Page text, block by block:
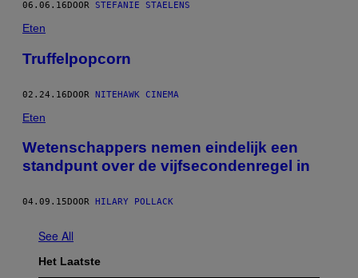
06.06.16 DOOR STEFANIE STAELENS
Eten
Truffelpopcorn
02.24.16DOOR NITEHAWK CINEMA
Eten
Wetenschappers nemen eindelijk een
standpunt over de vijfsecondenregel in
04.09.15 DOOR HILARY POLLACK
See All
Het Laatste